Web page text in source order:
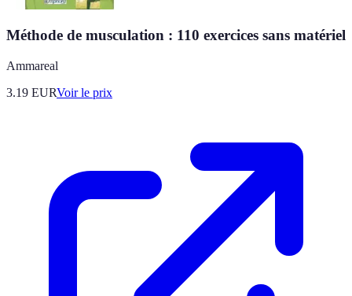
Méthode de musculation : 110 exercices sans matériel
Ammareal
3.19 EURVoir le prix